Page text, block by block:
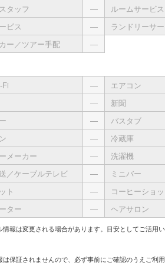
タッフ ― ルームサービス
ビス ― ランドリーサ
ー／ツアー手配 ―
Fi ― エアコン
― 新聞
― バスタブ
― 冷蔵庫
メーカー ― 洗濯機
／ケーブルテレビ ― ミニバー
ト ― コーヒーショ
ター ― ヘアサロン
報は変更される場合があります。目安としてご活用
保証されませんので、必ず事前にご確認のうえご利用